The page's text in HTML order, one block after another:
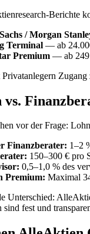
Berichte
/ Morgan
Terminal — ab
Premium — ab 249
vor der Frage:
Finanzberater: 1–2
150–300 € pro
0,5–1,0 % des
Premium: Maximal
Unterschied:
fest und